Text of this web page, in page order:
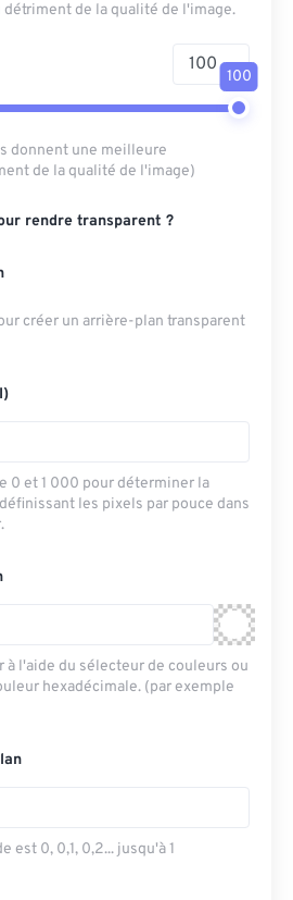
de la qualité de l'image.
100
donnent une meilleure
de la qualité de l'image)
rendre transparent ?
créer un arrière-plan transparent
0 et 1 000 pour déterminer la
les pixels par pouce dans
à l'aide du sélecteur de couleurs ou
hexadécimale. (par exemple
est 0, 0,1, 0,2... jusqu'à 1